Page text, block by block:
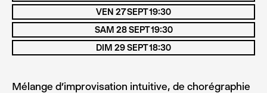
Mélange d’improvisation intuitive, de chorégraphie
VEN 27 SEPT 19:30
SAM 28 SEPT 19:30
DIM 29 SEPT 18:30